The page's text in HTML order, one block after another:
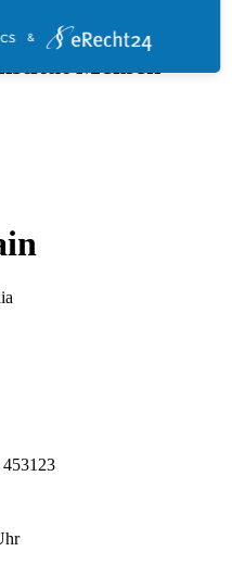
Bestattung
Meißen
&